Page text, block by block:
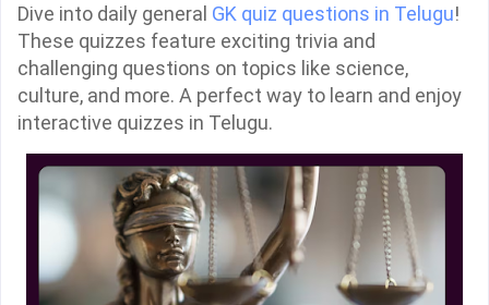
Dive into daily general GK quiz questions in Telugu!
These quizzes feature exciting trivia and
challenging questions on topics like science,
culture, and more. A perfect way to learn and enjoy
interactive quizzes in Telugu.